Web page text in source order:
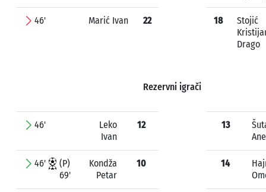
46' Marić Ivan 22 18
Stojić
Drago
Rezervni igrači
46'
Leko
Ivan
12
46'
(P)
69'
Kondža
Petar
10
13
14